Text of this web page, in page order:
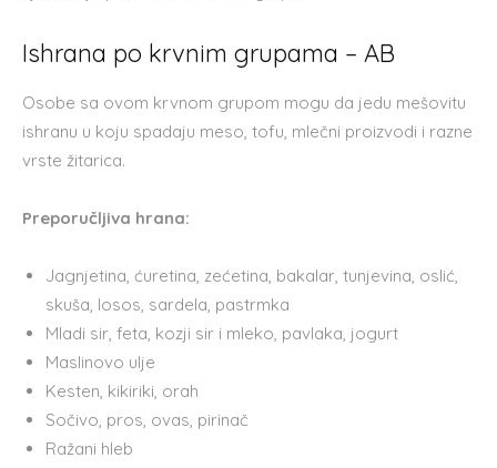
Ishrana po krvnim grupama – AB
Osobe sa ovom krvnom grupom mogu da jedu mešovitu
ishranu u koju spadaju meso, tofu, mlečni proizvodi i razne
vrste žitarica.
Preporučljiva hrana:
Jagnjetina, ćuretina, zećetina, bakalar, tunjevina, oslić,
skuša, losos, sardela, pastrmka
Mladi sir, feta, kozji sir i mleko, pavlaka, jogurt
Maslinovo ulje
Kesten, kikiriki, orah
Sočivo, pros, ovas, pirinač
Ražani hleb